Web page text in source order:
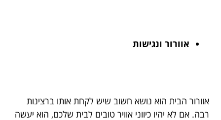
אוורור ונגישות
אוורור הבית הוא נושא חשוב שיש לקחת אותו ברצינות
רבה. אם לא יהיו כיווני אוויר טובים לבית שלכם, הוא יעשה